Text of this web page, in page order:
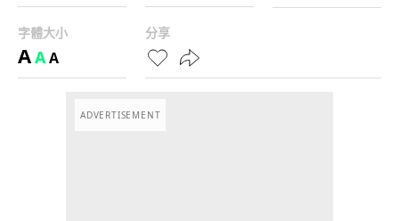
字體大小
AAA
分享
ADVERTISEMENT